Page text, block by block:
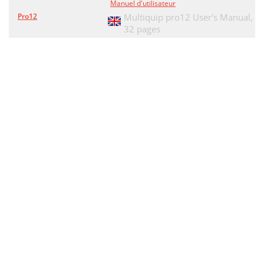
Pro12
Manuel d'utilisateur
Multiquip pro12 User's Manual,
32 pages